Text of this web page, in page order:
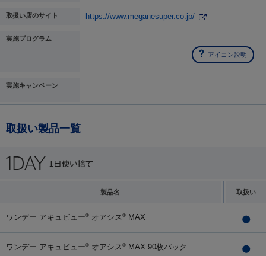
取扱い店のサイト https://www.meganesuper.co.jp/
実施プログラム
アイコン説明
実施キャンペーン
取扱い製品一覧
製品名 取扱い
ワンデー アキュビュー® オアシス ® MAX
ワンデー アキュビュー® オアシス ® MAX 90枚パック